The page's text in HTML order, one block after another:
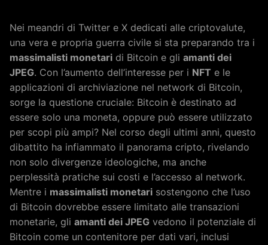
Nei meandri di Twitter e X dedicati alle criptovalute,
una vera e propria guerra civile si sta preparando tra i
massimalisti monetari di Bitcoin e gli amanti dei
JPEG. Con l’aumento dell’interesse per i NFT e le
applicazioni di archiviazione nel network di Bitcoin,
sorge la questione cruciale: Bitcoin è destinato ad
essere solo una moneta, oppure può essere utilizzato
per scopi più ampi? Nel corso degli ultimi anni, questo
dibattito ha infiammato il panorama cripto, rivelando
non solo divergenze ideologiche, ma anche
perplessità pratiche sui costi e l’accesso al network.
Mentre i massimalisti monetari sostengono che l’uso
di Bitcoin dovrebbe essere limitato alle transazioni
monetarie, gli amanti dei JPEG vedono il potenziale di
Bitcoin come un contenitore per dati vari, inclusi